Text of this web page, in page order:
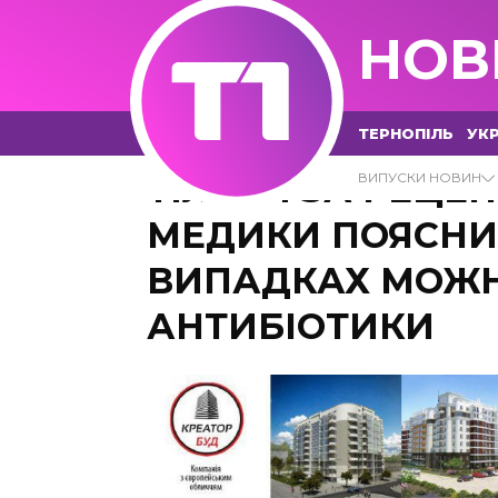
ТЕРНОПІЛЬ
ВИПУСКИ НОВИН
ТІЛЬКИ ЗА
МЕДИКИ
ВИПАДКАХ
АНТИБІОТИКИ